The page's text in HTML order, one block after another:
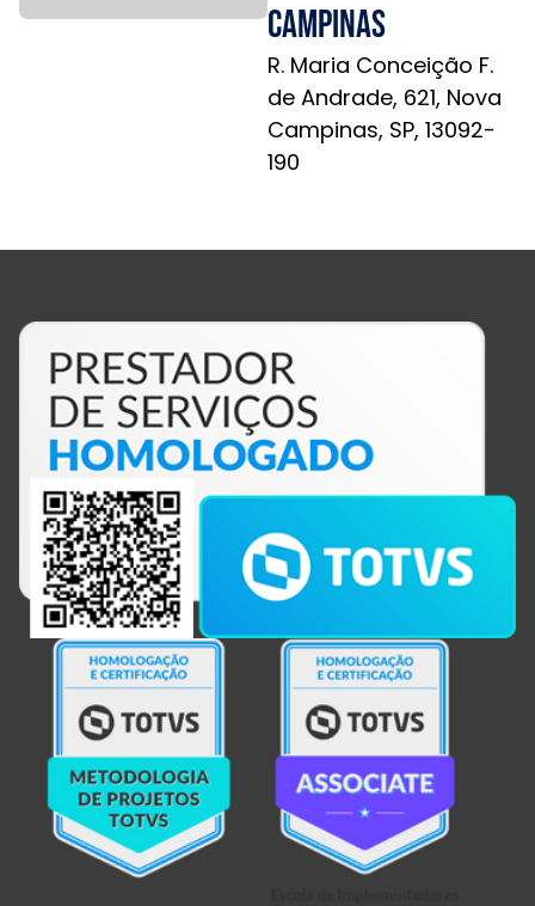
Campinas
R. Maria Conceição F.
de Andrade, 621, Nova
Campinas, SP, 13092-
190